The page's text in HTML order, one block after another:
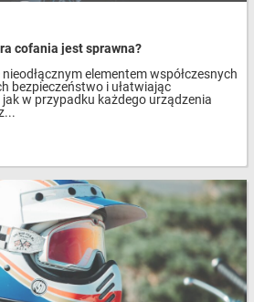
cofania jest sprawna?
elementem współczesnych
bezpieczeństwo i ułatwiając
w przypadku każdego urządzenia